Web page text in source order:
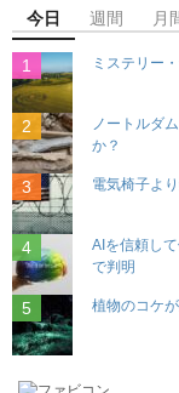
今日 週間 月
ミステリー
ノートルダ
か？
電気椅子よ
AIを信頼し
で判明
植物のコケ